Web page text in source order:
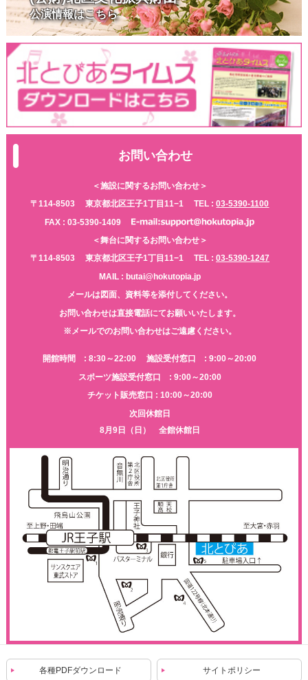
公演情報はこちら
お問い合わせ
＜施設に関するお問い合わせ＞
〒114-8503
東京都北区王子1丁目11−1 TEL :03-5390-1100
FAX : 03-5390-1409
＜舞台に関するお問い合わせ＞
〒114-8503
東京都北区王子1丁目11−1 TEL : 03-5390-1247
MAIL : butai@hokutopia.jp
メールは図面、資料等を添付してください。
お問い合わせは直接電話にてお願いいたします。
※メールでのお問い合わせはご遠慮ください。
開館時間 : 8:30～22:00
施設受付窓口 : 9:00～20:00
スポーツ施設受付窓口 : 9:00～20:00
チケット販売窓口 : 10:00～20:00
次回休館日
8月9日（日） 全館休館日
各種PDFダウンロード サイトポリシー